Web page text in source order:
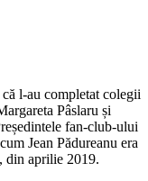
l-au completat colegii
Pâslaru și
fan-club-ului
Jean Pădureanu era
din aprilie 2019.